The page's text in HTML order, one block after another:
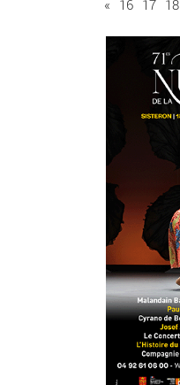
« 16 17 18